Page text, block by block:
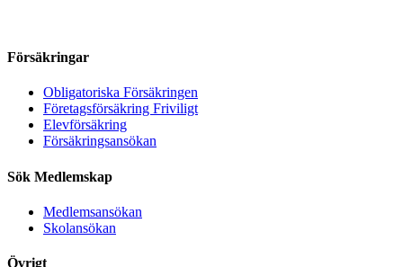
Försäkringar
Obligatoriska Försäkringen
Företagsförsäkring Friviligt
Elevförsäkring
Försäkringsansökan
Sök Medlemskap
Medlemsansökan
Skolansökan
Övrigt